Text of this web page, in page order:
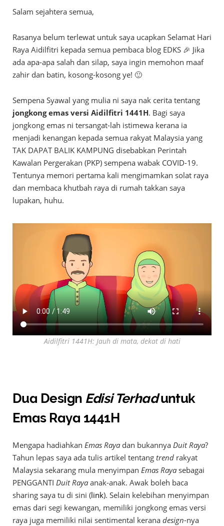
Salam sejahtera semua,
Rasanya belum terlewat untuk saya ucapkan Selamat Hari
Raya Aidilfitri kepada semua pembaca blog EDKS 🎉 Jika
ada apa-apa salah dan silap, saya ingin memohon maaf
zahir dan batin, kosong-kosong ye! 🙂
Sempena Syawal yang mulia ni saya nak cerita tentang
jongkong emas versi Aidilfitri 1441H. Bagi saya
jongkong emas ni tersangat-lah istimewa kerana ia
menjadi kenangan kepada semua rakyat Malaysia yang
TAK DAPAT BALIK KAMPUNG disebabkan Perintah
Kawalan Pergerakan (PKP) sempena wabak COVID-19.
Tentunya memori pertama kali mengimamkan solat raya
dan membaca khutbah raya di rumah takkan saya
lupakan, huhu.
Aidilfitri 1441H: Jauh di mata, dekat di hati
Dua Design Edisi Terhaduntuk
Emas Raya 1441H
Mengapa hadiahkan Emas Raya dan bukannya Duit Raya?
Tahun lepas saya ada tulis artikel tentang trend rakyat
Malaysia sekarang mula menyimpan Emas Raya sebagai
PENGGANTI Duit Raya anak-anak. Awak boleh baca
sharing saya tu di sini (link). Selain kelebihan menyimpan
emas dari segi kewangan, memiliki jongkong emas versi
raya juga memiliki nilai sentimental kerana design-nya